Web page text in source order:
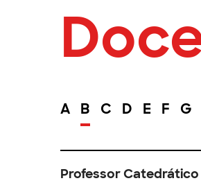
A B C D E F G
Professor